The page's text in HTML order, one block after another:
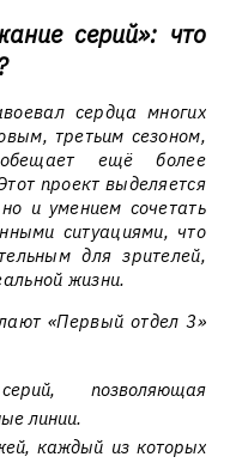
серий»: что
сердца многих
третьим сезоном,
ещё более
проект выделяется
и умением сочетать
ситуациями, что
для зрителей,
жизни.
«Первый отдел 3»
позволяющая
линии.
каждый из которых